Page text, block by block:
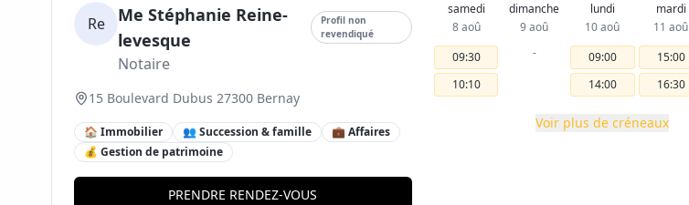
Re
Me Stéphanie Reine-
levesque
Profil non
revendiqué
Notaire
15 Boulevard Dubus 27300 Bernay
🏠 Immobilier 👥 Succession & famille
💼 Affaires
💰 Gestion de patrimoine
PRENDRE RENDEZ-VOUS
samedi
8 aoû
09:30
10:10
dimanche
9 aoû
-
lundi
10 aoû
09:00
14:00
mardi
11 aoû
15:00
16:30
Voir plus de créneaux